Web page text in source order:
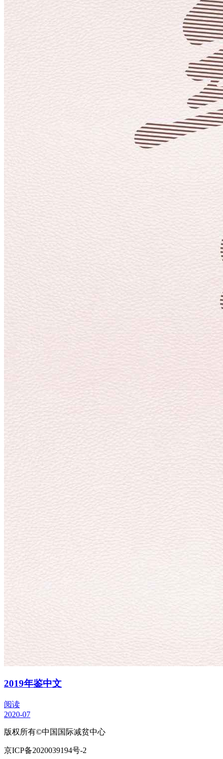
2019年鉴中文
阅读
2020-07
版权所有©中国国际减贫中心
京ICP备2020039194号-2